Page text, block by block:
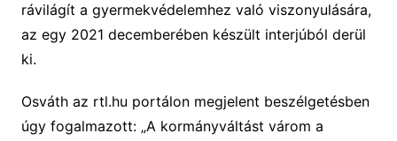
rávilágít a gyermekvédelemhez való viszonyulására,
az egy 2021 decemberében készült interjúból derül
ki.
Osváth az rtl.hu portálon megjelent beszélgetésben
úgy fogalmazott: „A kormányváltást várom a